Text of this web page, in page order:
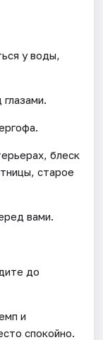
у воды,
блеск
старое
вами.
до
и
спокойно.